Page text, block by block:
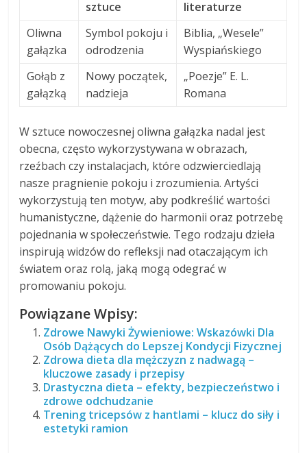
sztuce
literaturze
Oliwna
gałązka
Symbol pokoju i
odrodzenia
Biblia, „Wesele”
Wyspiańskiego
Gołąb z
gałązką
Nowy początek,
nadzieja
„Poezje” E. L.
Romana
W sztuce nowoczesnej oliwna gałązka nadal jest
obecna, często wykorzystywana w obrazach,
rzeźbach czy instalacjach, które odzwierciedlają
nasze pragnienie pokoju i zrozumienia. Artyści
wykorzystują ten motyw, aby podkreślić wartości
humanistyczne, dążenie do harmonii oraz potrzebę
pojednania w społeczeństwie. Tego rodzaju dzieła
inspirują widzów do refleksji nad otaczającym ich
światem oraz rolą, jaką mogą odegrać w
promowaniu pokoju.
Powiązane Wpisy:
Zdrowe Nawyki Żywieniowe: Wskazówki Dla
Osób Dążących do Lepszej Kondycji Fizycznej
Zdrowa dieta dla mężczyzn z nadwagą –
kluczowe zasady i przepisy
Drastyczna dieta – efekty, bezpieczeństwo i
zdrowe odchudzanie
Trening tricepsów z hantlami – klucz do siły i
estetyki ramion